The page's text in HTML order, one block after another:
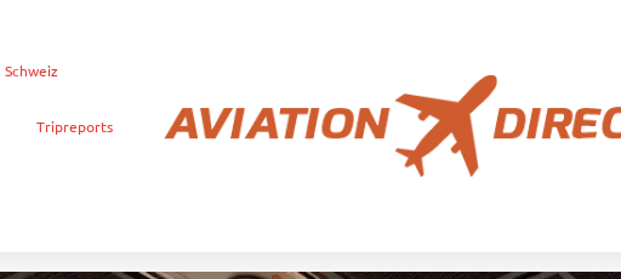
Schweiz
Tripreports